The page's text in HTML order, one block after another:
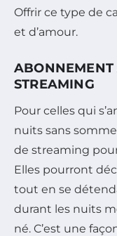
Offrir ce type de
et d’amour.
ABONNEMENT
STREAMING
Pour celles qui
nuits sans
de streaming
Elles pourront
tout en se
durant les nuits
né. C’est une